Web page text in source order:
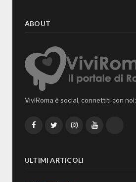
ABOUT
ViviRoma è social, connettiti con noi:
FacebookTwitterInstagramYouTube
ULTIMI ARTICOLI